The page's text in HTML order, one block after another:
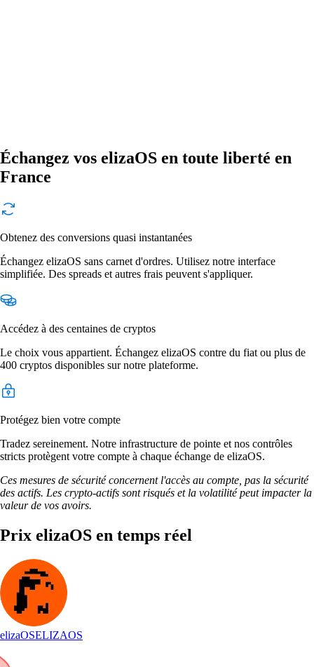
Échangez vos elizaOS en toute liberté en
France
Obtenez des conversions quasi instantanées
Échangez elizaOS sans carnet d'ordres. Utilisez notre interface
simplifiée. Des spreads et autres frais peuvent s'appliquer.
Accédez à des centaines de cryptos
Le choix vous appartient. Échangez elizaOS contre du fiat ou plus de
400 cryptos disponibles sur notre plateforme.
Protégez bien votre compte
Tradez sereinement. Notre infrastructure de pointe et nos contrôles
stricts protègent votre compte à chaque échange de elizaOS.
Ces mesures de sécurité concernent l'accès au compte, pas la sécurité
des actifs. Les crypto-actifs sont risqués et la volatilité peut impacter la
valeur de vos avoirs.
Prix elizaOS en temps réel
elizaOSELIZAOS